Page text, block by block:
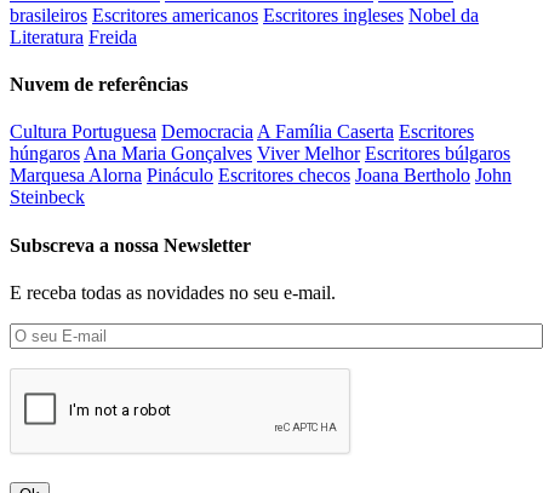
brasileiros Escritores americanos Escritores ingleses Nobel da
Literatura Freida
Nuvem de referências
Cultura Portuguesa Democracia A Família Caserta Escritores
húngaros Ana Maria Gonçalves Viver Melhor Escritores búlgaros
Marquesa Alorna Pináculo Escritores checos Joana Bertholo John
Steinbeck
Subscreva a nossa Newsletter
E receba todas as novidades no seu e-mail.